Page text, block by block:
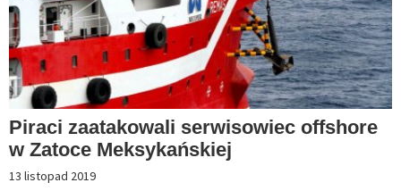
Piraci zaatakowali serwisowiec offshore
w Zatoce Meksykańskiej
13 listopad 2019